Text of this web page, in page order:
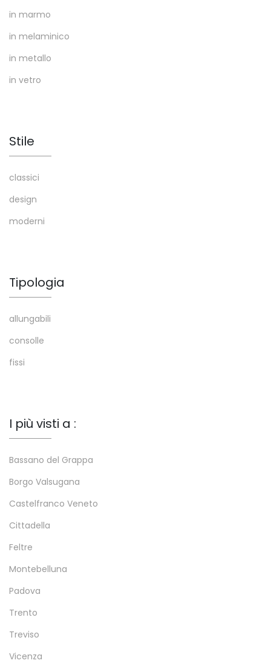
in marmo
in melaminico
in metallo
in vetro
Stile
classici
design
moderni
Tipologia
allungabili
consolle
fissi
I più visti a :
Bassano del Grappa
Borgo Valsugana
Castelfranco Veneto
Cittadella
Feltre
Montebelluna
Padova
Trento
Treviso
Vicenza